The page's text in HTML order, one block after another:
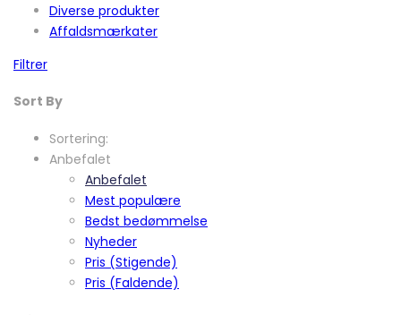
Diverse produkter
Affaldsmærkater
Filtrer
Sort By
Sortering:
Anbefalet
Anbefalet
Mest populære
Bedst bedømmelse
Nyheder
Pris (Stigende)
Pris (Faldende)